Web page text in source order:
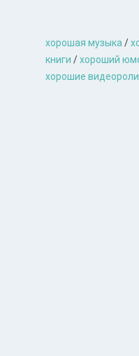
хорошая музыкa/
книги /хороший
хорошие